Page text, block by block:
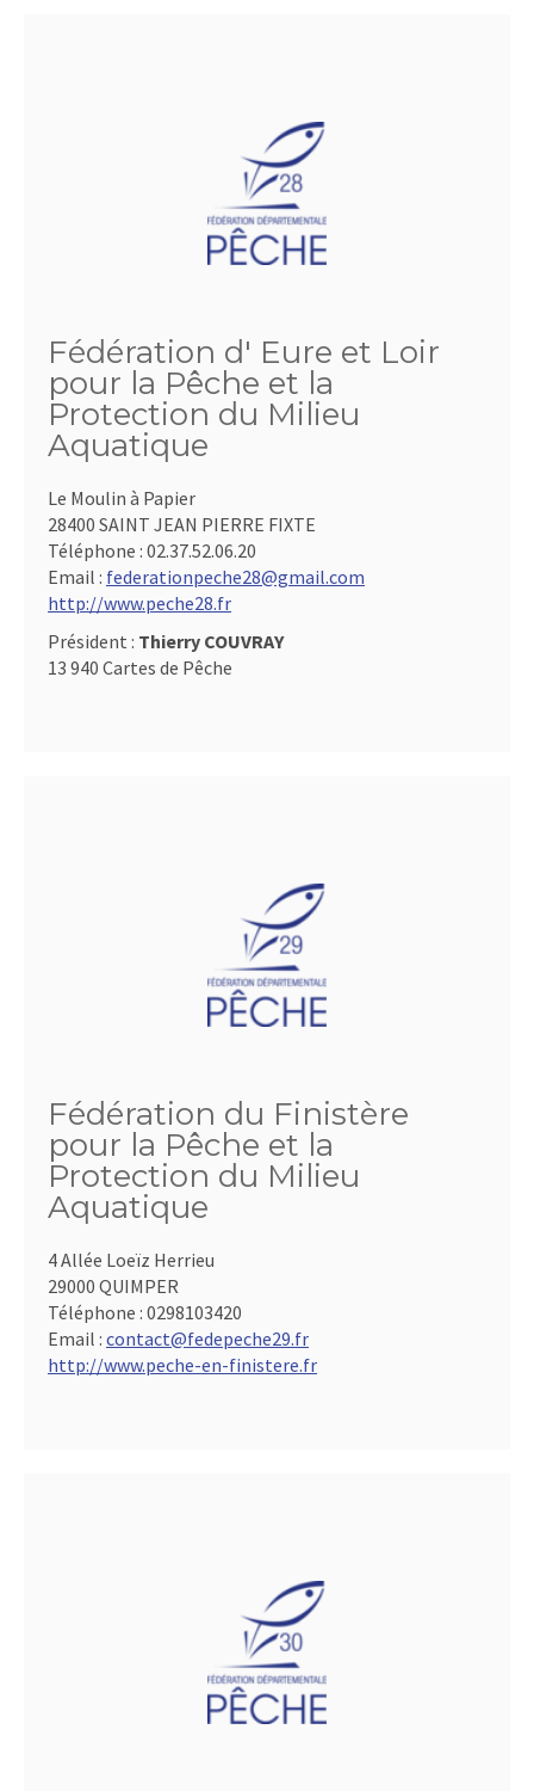
Fédération d' Eure et Loir
pour la Pêche et la
Protection du Milieu
Aquatique
Le Moulin à Papier
28400 SAINT JEAN PIERRE FIXTE
Téléphone : 02.37.52.06.20
Email : federationpeche28@gmail.com
http://www.peche28.fr
Président : Thierry COUVRAY
13 940 Cartes de Pêche
Fédération du Finistère
pour la Pêche et la
Protection du Milieu
Aquatique
4 Allée Loeïz Herrieu
29000 QUIMPER
Téléphone : 0298103420
Email : contact@fedepeche29.fr
http://www.peche-en-finistere.fr